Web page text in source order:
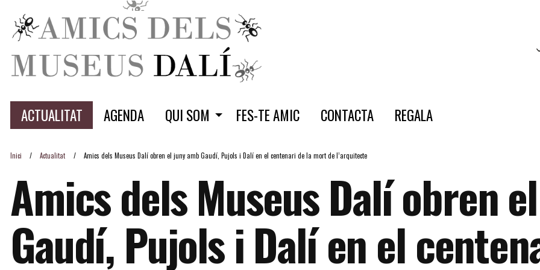
ACTUALITAT AGENDA QUI SOM FES-TE AMIC CONTACTA REGALA
Inici Actualitat Amics dels Museus Dalí obren el juny amb Gaudí, Pujols i Dalí en el centenari de la mort de l’arquitecte
Amics dels Museus Dalí obren
Gaudí, Pujols i Dalí en el